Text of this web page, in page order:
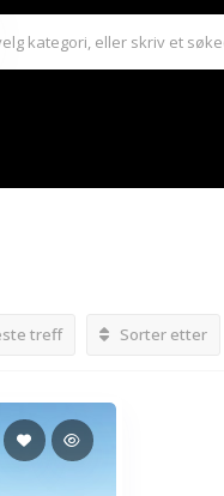
treff Sorter etter